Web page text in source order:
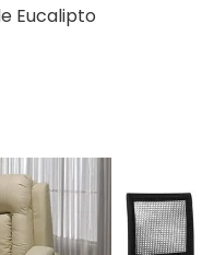
Eucalipto